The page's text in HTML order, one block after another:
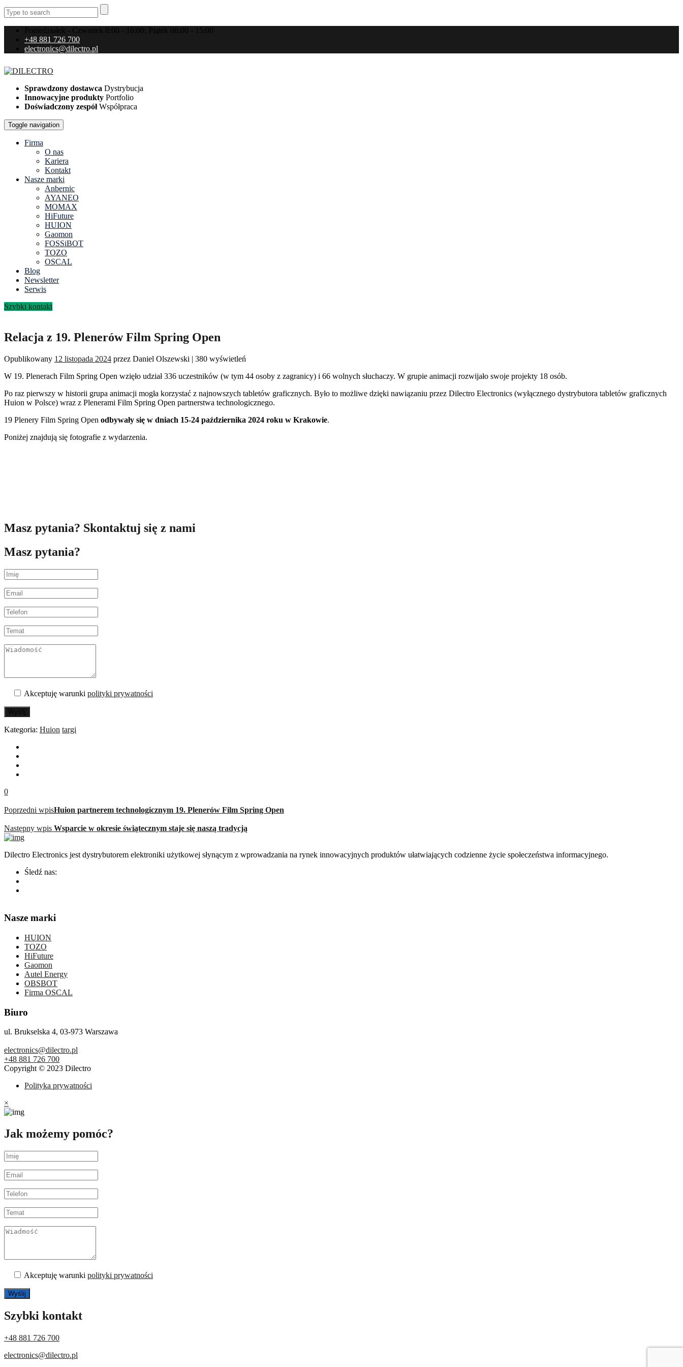
Poniedziałek - Czwartek 8:00 - 16:00; Piątek 08:00 - 15:00
+48 881 726 700
electronics@dilectro.pl
Sprawdzony dostawca Dystrybucja
Innowacyjne produkty Portfolio
Doświadczony zespół Współpraca
Toggle navigation
Firma
O nas
Kariera
Kontakt
Nasze marki
Anbernic
AYANEO
MOMAX
HiFuture
HUION
Gaomon
FOSSiBOT
TOZO
OSCAL
Blog
Newsletter
Serwis
Szybki kontakt
Relacja z 19. Plenerów Film Spring Open
Opublikowany 12 listopada 2024 przez Daniel Olszewski | 380 wyświetleń
W 19. Plenerach Film Spring Open wzięło udział 336 uczestników (w tym 44 osoby z zagranicy) i 66 wolnych słuchaczy. W grupie animacji rozwijało swoje projekty 18 osób.
Po raz pierwszy w historii grupa animacji mogła korzystać z najnowszych tabletów graficznych. Było to możliwe dzięki nawiązaniu przez Dilectro Electronics (wyłącznego dystrybutora tabletów graficznych
Huion w Polsce) wraz z Plenerami Film Spring Open partnerstwa technologicznego.
19 Plenery Film Spring Open odbywały się w dniach 15-24 października 2024 roku w Krakowie.
Poniżej znajdują się fotografie z wydarzenia.
Masz pytania? Skontaktuj się z nami
Masz pytania?
Akceptuję warunki polityki prywatności
Wyślij
Kategoria: Huion targi
0
Poprzedni wpisHuion partnerem technologicznym 19. Plenerów Film Spring Open
Następny wpis Wsparcie w okresie świątecznym staje się naszą tradycją
Dilectro Electronics jest dystrybutorem elektroniki użytkowej słynącym z wprowadzania na rynek innowacyjnych produktów ułatwiających codzienne życie społeczeństwa informacyjnego.
Śledź nas:
Nasze marki
HUION
TOZO
HiFuture
Gaomon
Autel Energy
OBSBOT
Firma OSCAL
Biuro
ul. Brukselska 4, 03-973 Warszawa
electronics@dilectro.pl
+48 881 726 700
Copyright © 2023 Dilectro
Polityka prywatności
×
Jak możemy pomóc?
Akceptuję warunki polityki prywatności
Szybki kontakt
+48 881 726 700
electronics@dilectro.pl